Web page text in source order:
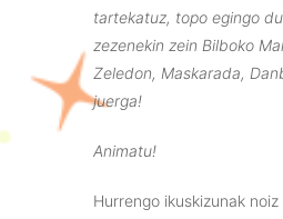
tartekatuz, topo egingo
zezenekin zein Bilboko
Zeledon, Maskarada,
juerga!
Animatu!
Hurrengo ikuskizunak